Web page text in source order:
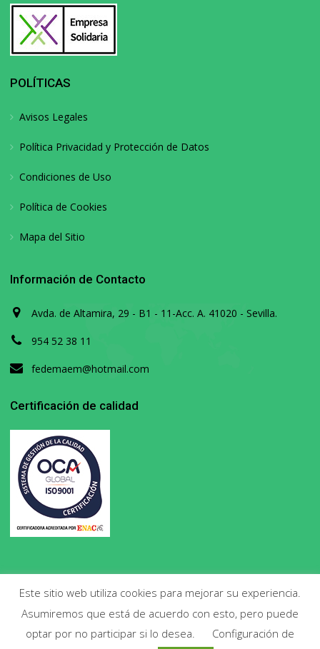
POLÍTICAS
Avisos Legales
Política Privacidad y Protección de Datos
Condiciones de Uso
Política de Cookies
Mapa del Sitio
Información de Contacto
Avda. de Altamira, 29 - B1 - 11-Acc. A. 41020 - Sevilla.
954 52 38 11
fedemaem@hotmail.com
Certificación de calidad
Copyright 2020. Todos los derechos reservados.
Este sitio web utiliza cookies para mejorar su experiencia.
Asumiremos que está de acuerdo con esto, pero puede
optar por no participar si lo desea.
Configuración de